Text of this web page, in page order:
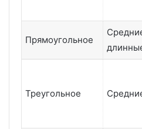
Прямоугольное
Треугольное